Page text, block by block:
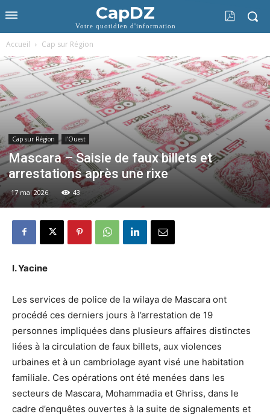
CapDZ
Votre quotidien d'information
Accueil Cap sur Région
Cap sur Région l'Ouest
Mascara – Saisie de faux billets et
arrestations après une rixe
17 mai 2026 43
I. Yacine
Les services de police de la wilaya de Mascara ont
procédé ces derniers jours à l’arrestation de 19
personnes impliquées dans plusieurs affaires distinctes
liées à la circulation de faux billets, aux violences
urbaines et à un cambriolage ayant visé une habitation
familiale. Ces opérations ont été menées dans les
secteurs de Mascara, Mohammadia et Ghriss, dans le
cadre d’enquêtes ouvertes à la suite de signalements et